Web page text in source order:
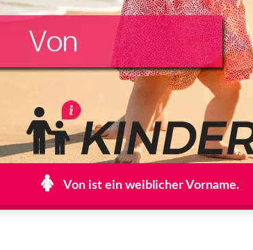
Von ist ein weiblicher Vorname.